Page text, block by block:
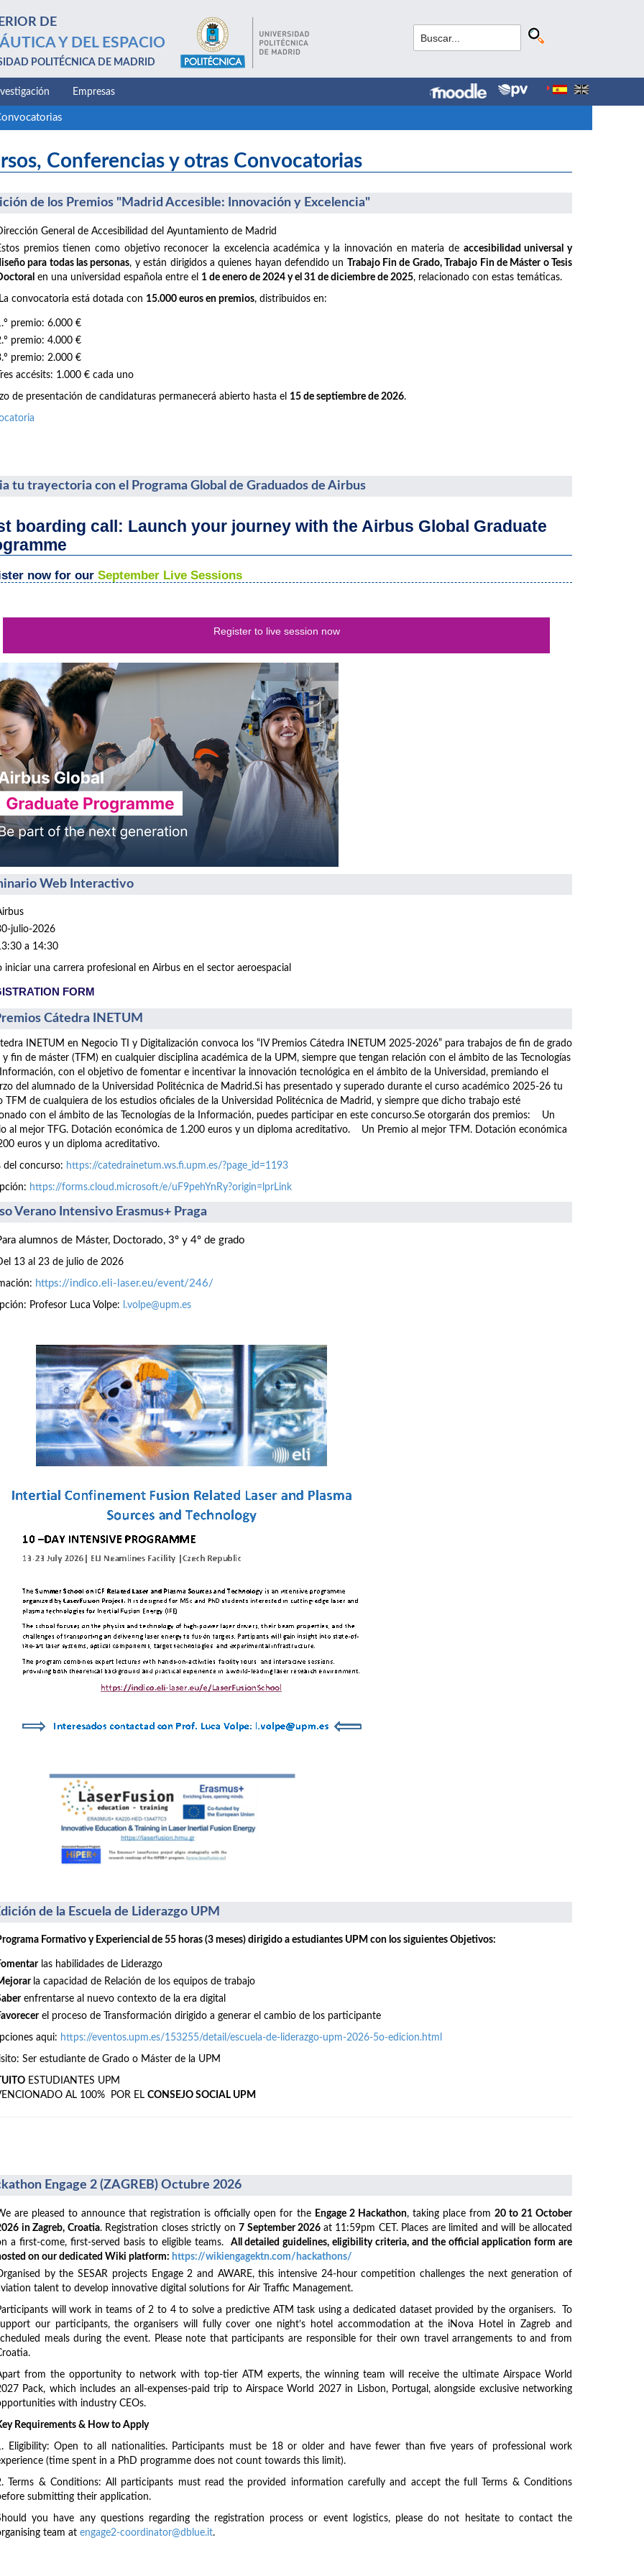
DE
Y DEL ESPACIO
POLITÉCNICA DE MADRID
Empresas
Conferencias y otras Convocatorias
de los Premios "Madrid Accesible: Innovación y Excelencia"
General de Accesibilidad del Ayuntamiento de Madrid
premios tienen como objetivo reconocer la excelencia académica y la innovación en materia de accesibilidad universal y
para todas las personas, y están dirigidos a quienes hayan defendido un Trabajo Fin de Grado, Trabajo Fin de Máster o Tesis
en una universidad española entre el 1 de enero de 2024 y el 31 de diciembre de 2025, relacionado con estas temáticas.
convocatoria está dotada con 15.000 euros en premios, distribuidos en:
premio: 6.000 €
premio: 4.000 €
premio: 2.000 €
accésits: 1.000 € cada uno
de presentación de candidaturas permanecerá abierto hasta el 15 de septiembre de 2026.
tu trayectoria con el Programa Global de Graduados de Airbus
boarding call: Launch your journey with the Airbus Global Graduate
now for our September Live Sessions
Register to live session now
Web Interactivo
julio-2026
a 14:30
iniciar una carrera profesional en Airbus en el sector aeroespacial
FORM
Cátedra INETUM
INETUM en Negocio TI y Digitalización convoca los “IV Premios Cátedra INETUM 2025-2026” para trabajos de fin de grado
y fin de máster (TFM) en cualquier disciplina académica de la UPM, siempre que tengan relación con el ámbito de las Tecnologías
con el objetivo de fomentar e incentivar la innovación tecnológica en el ámbito de la Universidad, premiando el
del alumnado de la Universidad Politécnica de Madrid.Si has presentado y superado durante el curso académico 2025-26 tu
TFM de cualquiera de los estudios oficiales de la Universidad Politécnica de Madrid, y siempre que dicho trabajo esté
con el ámbito de las Tecnologías de la Información, puedes participar en este concurso.Se otorgarán dos premios: Un
al mejor TFG. Dotación económica de 1.200 euros y un diploma acreditativo. Un Premio al mejor TFM. Dotación económica
euros y un diploma acreditativo.
del concurso: https://catedrainetum.ws.fi.upm.es/?page_id=1193
https://forms.cloud.microsoft/e/uF9pehYnRy?origin=lprLink
Verano Intensivo Erasmus+ Praga
alumnos de Máster, Doctorado, 3º y 4º de grado
13 al 23 de julio de 2026
https://indico.eli-laser.eu/event/246/
Profesor Luca Volpe: l.volpe@upm.es
de la Escuela de Liderazgo UPM
Formativo y Experiencial de 55 horas (3 meses) dirigido a estudiantes UPM con los siguientes Objetivos:
las habilidades de Liderazgo
la capacidad de Relación de los equipos de trabajo
enfrentarse al nuevo contexto de la era digital
el proceso de Transformación dirigido a generar el cambio de los participante
aqui: https://eventos.upm.es/153255/detail/escuela-de-liderazgo-upm-2026-5o-edicion.html
Ser estudiante de Grado o Máster de la UPM
ESTUDIANTES UPM
AL 100% POR EL CONSEJO SOCIAL UPM
Engage 2 (ZAGREB) Octubre 2026
are pleased to announce that registration is officially open for the Engage 2 Hackathon, taking place from 20 to 21 October
in Zagreb, Croatia. Registration closes strictly on 7 September 2026 at 11:59pm CET. Places are limited and will be allocated
a first-come, first-served basis to eligible teams. All detailed guidelines, eligibility criteria, and the official application form are
on our dedicated Wiki platform: https://wikiengagektn.com/hackathons/
by the SESAR projects Engage 2 and AWARE, this intensive 24-hour competition challenges the next generation of
talent to develop innovative digital solutions for Air Traffic Management.
will work in teams of 2 to 4 to solve a predictive ATM task using a dedicated dataset provided by the organisers. To
our participants, the organisers will fully cover one night’s hotel accommodation at the iNova Hotel in Zagreb and
meals during the event. Please note that participants are responsible for their own travel arrangements to and from
from the opportunity to network with top-tier ATM experts, the winning team will receive the ultimate Airspace World
Pack, which includes an all-expenses-paid trip to Airspace World 2027 in Lisbon, Portugal, alongside exclusive networking
with industry CEOs.
Requirements & How to Apply
Eligibility: Open to all nationalities. Participants must be 18 or older and have fewer than five years of professional work
(time spent in a PhD programme does not count towards this limit).
Terms & Conditions: All participants must read the provided information carefully and accept the full Terms & Conditions
submitting their application.
you have any questions regarding the registration process or event logistics, please do not hesitate to contact the
team at engage2-coordinator@dblue.it.